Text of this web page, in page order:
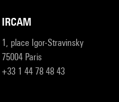
IRCAM
1, place Igor-Stravinsky
75004 Paris
+33 1 44 78 48 43